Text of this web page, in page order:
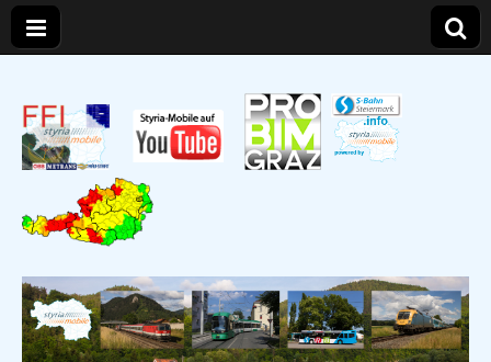
Styria – Mobile